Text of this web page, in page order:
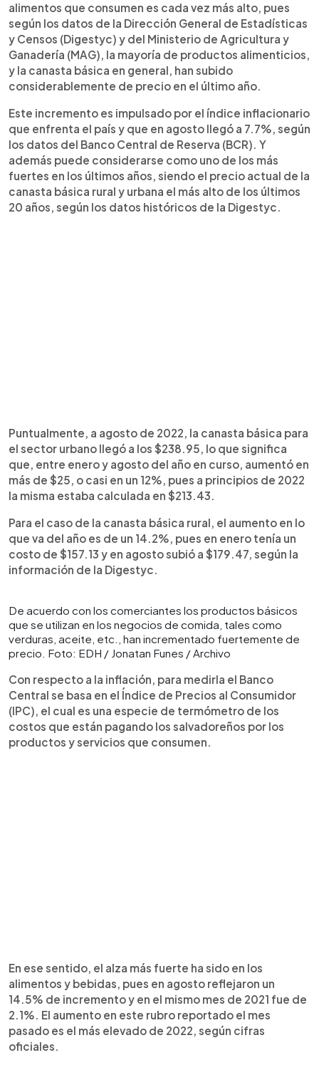
alimentos que consumen es cada vez más alto, pues
según los datos de la Dirección General de Estadísticas
y Censos (Digestyc) y del Ministerio de Agricultura y
Ganadería (MAG), la mayoría de productos alimenticios,
y la canasta básica en general, han subido
considerablemente de precio en el último año.
Este incremento es impulsado por el índice inflacionario
que enfrenta el país y que en agosto llegó a 7.7%, según
los datos del Banco Central de Reserva (BCR). Y
además puede considerarse como uno de los más
fuertes en los últimos años, siendo el precio actual de la
canasta básica rural y urbana el más alto de los últimos
20 años, según los datos históricos de la Digestyc.
Puntualmente, a agosto de 2022, la canasta básica para
el sector urbano llegó a los $238.95, lo que significa
que, entre enero y agosto del año en curso, aumentó en
más de $25, o casi en un 12%, pues a principios de 2022
la misma estaba calculada en $213.43.
Para el caso de la canasta básica rural, el aumento en lo
que va del año es de un 14.2%, pues en enero tenía un
costo de $157.13 y en agosto subió a $179.47, según la
información de la Digestyc.
De acuerdo con los comerciantes los productos básicos
que se utilizan en los negocios de comida, tales como
verduras, aceite, etc., han incrementado fuertemente de
precio. Foto: EDH / Jonatan Funes / Archivo
Con respecto a la inflación, para medirla el Banco
Central se basa en el Índice de Precios al Consumidor
(IPC), el cual es una especie de termómetro de los
costos que están pagando los salvadoreños por los
productos y servicios que consumen.
En ese sentido, el alza más fuerte ha sido en los
alimentos y bebidas, pues en agosto reflejaron un
14.5% de incremento y en el mismo mes de 2021 fue de
2.1%. El aumento en este rubro reportado el mes
pasado es el más elevado de 2022, según cifras
oficiales.